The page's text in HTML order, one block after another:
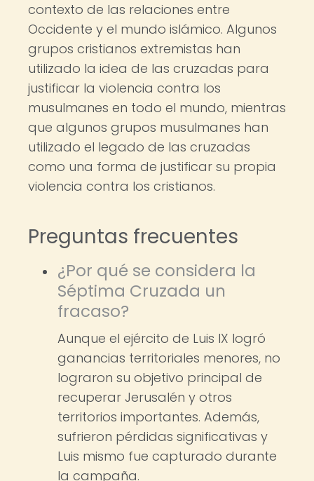
contexto de las relaciones entre
Occidente y el mundo islámico. Algunos
grupos cristianos extremistas han
utilizado la idea de las cruzadas para
justificar la violencia contra los
musulmanes en todo el mundo, mientras
que algunos grupos musulmanes han
utilizado el legado de las cruzadas
como una forma de justificar su propia
violencia contra los cristianos.
Preguntas frecuentes
¿Por qué se considera la
Séptima Cruzada un
fracaso?
Aunque el ejército de Luis IX logró
ganancias territoriales menores, no
lograron su objetivo principal de
recuperar Jerusalén y otros
territorios importantes. Además,
sufrieron pérdidas significativas y
Luis mismo fue capturado durante
la campaña.